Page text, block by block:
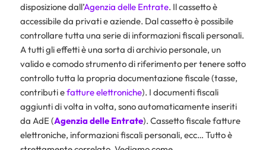
disposizione dall’Agenzia delle Entrate. Il cassetto è
accessibile da privati e aziende. Dal cassetto è possibile
controllare tutta una serie di informazioni fiscali personali.
A tutti gli effetti è una sorta di archivio personale, un
valido e comodo strumento di riferimento per tenere sotto
controllo tutta la propria documentazione fiscale (tasse,
contributi efatture elettroniche). I documenti fiscali
aggiunti di volta in volta, sono automaticamente inseriti
da AdE (Agenzia delle Entrate). Cassetto fiscale fatture
elettroniche, informazioni fiscali personali, ecc… Tutto è